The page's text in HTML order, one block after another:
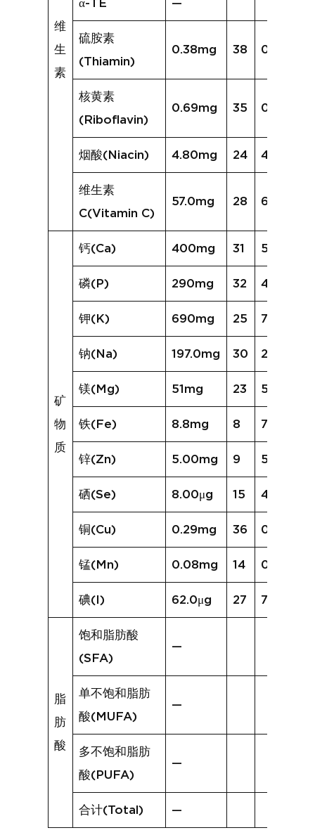
维
生
素
α-TE —
硫胺素
(Thiamin)
0.38mg 38 0.51mg
核黄素
(Riboflavin)
0.69mg 35 0.83mg
烟酸(Niacin) 4.80mg 24 4.83mg
维生素
C(Vitamin C)
57.0mg 28 63.8mg
矿
物
质
钙(Ca) 400mg 31 574mg
磷(P) 290mg 32 403mg
钾(K) 690mg 25 730mg
钠(Na) 197.0mg 30 228.1mg
镁(Mg) 51mg 23 56mg
铁(Fe) 8.8mg 8 7.8mg
锌(Zn) 5.00mg 9 5.16mg
硒(Se) 8.00μg 15 4.53μg
铜(Cu) 0.29mg 36 0.38mg
锰(Mn) 0.08mg 14 0.16mg
碘(I) 62.0μg 27 72.6μg
脂
肪
酸
饱和脂肪酸
(SFA)
—
单不饱和脂肪
酸(MUFA)
—
多不饱和脂肪
酸(PUFA)
—
合计(Total) —